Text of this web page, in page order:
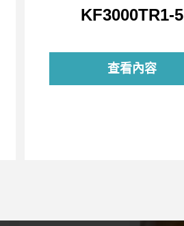
KF3000TR1-5
查看內容